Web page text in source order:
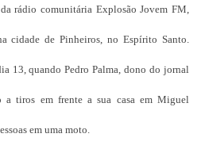
rádio comunitária Explosão Jovem FM,
cidade de Pinheiros, no Espírito Santo.
13, quando Pedro Palma, dono do jornal
a tiros em frente a sua casa em Miguel
em uma moto.